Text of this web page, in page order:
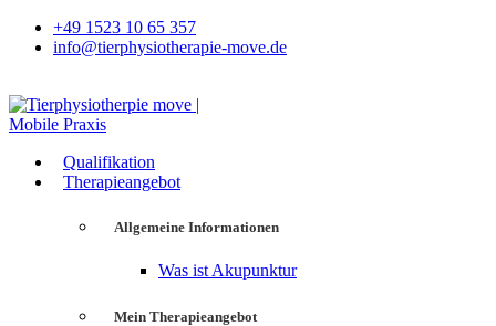
+49 1523 10 65 357
info@tierphysiotherapie-move.de
Qualifikation
Therapieangebot
Allgemeine Informationen
Was ist Akupunktur
Mein Therapieangebot